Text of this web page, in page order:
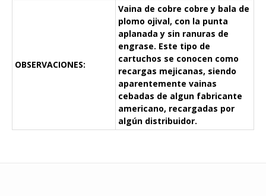
OBSERVACIONES:
Vaina de cobre cobre y bala de
plomo ojival, con la punta
aplanada y sin ranuras de
engrase. Este tipo de
cartuchos se conocen como
recargas mejicanas, siendo
aparentemente vainas
cebadas de algun fabricante
americano, recargadas por
algún distribuidor.